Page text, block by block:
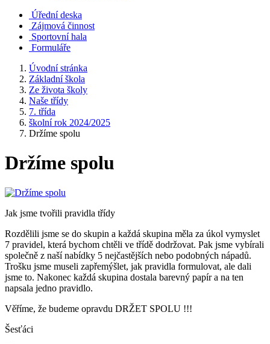
Úřední deska
Zájmová činnost
Sportovní hala
Formuláře
Úvodní stránka
Základní škola
Ze života školy
Naše třídy
7. třída
školní rok 2024/2025
Držíme spolu
Držíme spolu
Jak jsme tvořili pravidla třídy
Rozdělili jsme se do skupin a každá skupina měla za úkol vymyslet
7 pravidel, která bychom chtěli ve třídě dodržovat. Pak jsme vybírali
společně z naší nabídky 5 nejčastějších nebo podobných nápadů.
Trošku jsme museli zapřemýšlet, jak pravidla formulovat, ale dali
jsme to. Nakonec každá skupina dostala barevný papír a na ten
napsala jedno pravidlo.
Věříme, že budeme opravdu DRŽET SPOLU !!!
Šesťáci